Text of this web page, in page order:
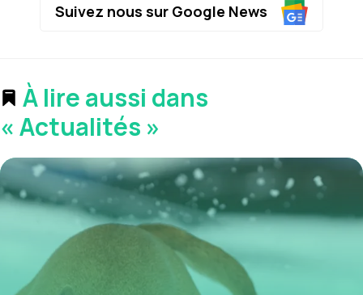
Suivez nous sur Google News
À lire aussi dans
« Actualités »